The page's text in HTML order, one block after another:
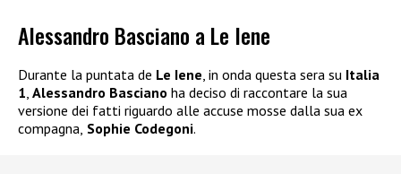
Alessandro Basciano a Le Iene
Durante la puntata de Le Iene, in onda questa sera su Italia
1, Alessandro Basciano ha deciso di raccontare la sua
versione dei fatti riguardo alle accuse mosse dalla sua ex
compagna, Sophie Codegoni.